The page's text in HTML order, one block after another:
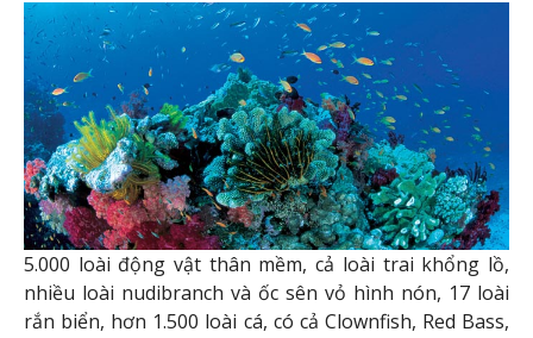
5.000 loài động vật thân mềm, cả loài trai khổng lồ,
nhiều loài nudibranch và ốc sên vỏ hình nón, 17 loài
rắn biển, hơn 1.500 loài cá, có cả Clownfish, Red Bass,